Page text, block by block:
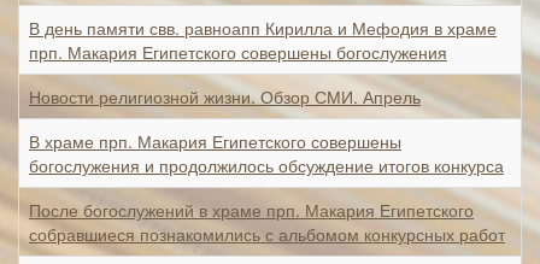
В день памяти свв. равноапп Кирилла и Мефодия в храме
прп. Макария Египетского совершены богослужения
Новости религиозной жизни. Обзор СМИ. Апрель
В храме прп. Макария Египетского совершены
богослужения и продолжилось обсуждение итогов конкурса
После богослужений в храме прп. Макария Египетского
собравшиеся познакомились с альбомом конкурсных работ